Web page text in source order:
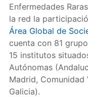
Enfermedades
la red la
Área Global de
cuenta con 81
15 institutos
Autónomas
Madrid, Comunidad
Galicia).